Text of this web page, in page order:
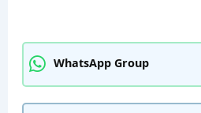
WhatsApp Group